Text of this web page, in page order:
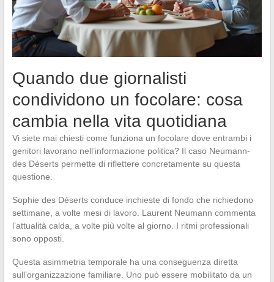
Quando due giornalisti
condividono un focolare: cosa
cambia nella vita quotidiana
Vi siete mai chiesti come funziona un focolare dove entrambi i
genitori lavorano nell’informazione politica? Il caso Neumann-
des Déserts permette di riflettere concretamente su questa
questione.
Sophie des Déserts conduce inchieste di fondo che richiedono
settimane, a volte mesi di lavoro. Laurent Neumann commenta
l’attualità calda, a volte più volte al giorno. I ritmi professionali
sono opposti.
Questa asimmetria temporale ha una conseguenza diretta
sull’organizzazione familiare. Uno può essere mobilitato da un